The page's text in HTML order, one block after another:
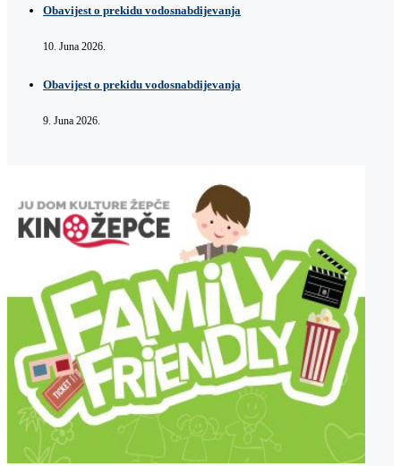
Obavijest o prekidu vodosnabdijevanja
10. Juna 2026.
Obavijest o prekidu vodosnabdijevanja
9. Juna 2026.